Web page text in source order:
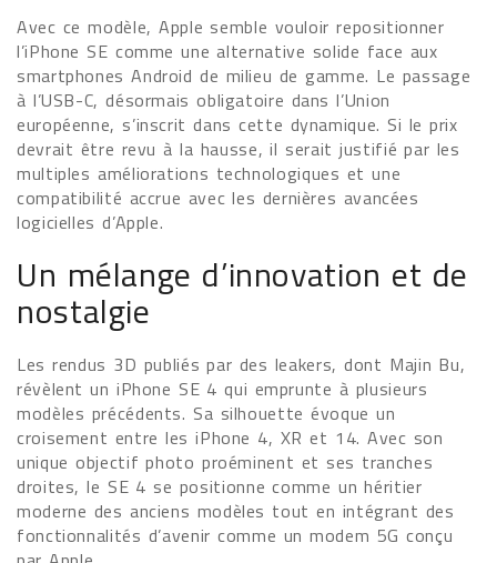
Avec ce modèle, Apple semble vouloir repositionner
l’iPhone SE comme une alternative solide face aux
smartphones Android de milieu de gamme. Le passage
à l’USB-C, désormais obligatoire dans l’Union
européenne, s’inscrit dans cette dynamique. Si le prix
devrait être revu à la hausse, il serait justifié par les
multiples améliorations technologiques et une
compatibilité accrue avec les dernières avancées
logicielles d’Apple.
Un mélange d’innovation et de
nostalgie
Les rendus 3D publiés par des leakers, dont Majin Bu,
révèlent un iPhone SE 4 qui emprunte à plusieurs
modèles précédents. Sa silhouette évoque un
croisement entre les iPhone 4, XR et 14. Avec son
unique objectif photo proéminent et ses tranches
droites, le SE 4 se positionne comme un héritier
moderne des anciens modèles tout en intégrant des
fonctionnalités d’avenir comme un modem 5G conçu